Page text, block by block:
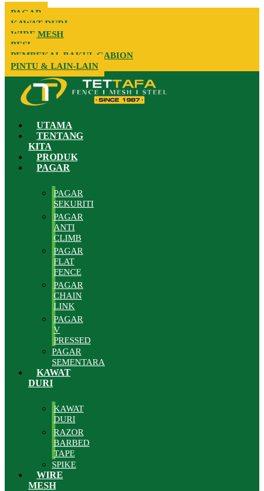
PAGAR
KAWAT DURI
WIRE MESH
BESI
PEMBEKAL BAKUL GABION
PINTU & LAIN-LAIN
UTAMA
TENTANG
KITA
PRODUK
PAGAR
PAGAR
SEKURITI
PAGAR
ANTI
CLIMB
PAGAR
FLAT
FENCE
PAGAR
CHAIN
LINK
PAGAR
V
PRESSED
PAGAR
SEMENTARA
KAWAT
DURI
KAWAT
DURI
RAZOR
BARBED
TAPE
SPIKE
WIRE
MESH